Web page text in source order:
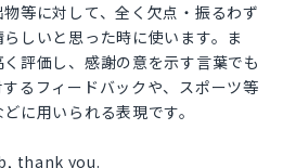
等に対して、全く欠点・振るわず
しいと思った時に使います。ま
評価し、感謝の意を示す言葉でも
るフィードバックや、スポーツ等
に用いられる表現です。
thank you.